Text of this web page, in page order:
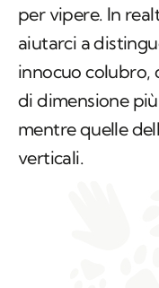
per vipere. In
aiutarci a
innocuo colubro,
di dimensione
mentre quelle
verticali.